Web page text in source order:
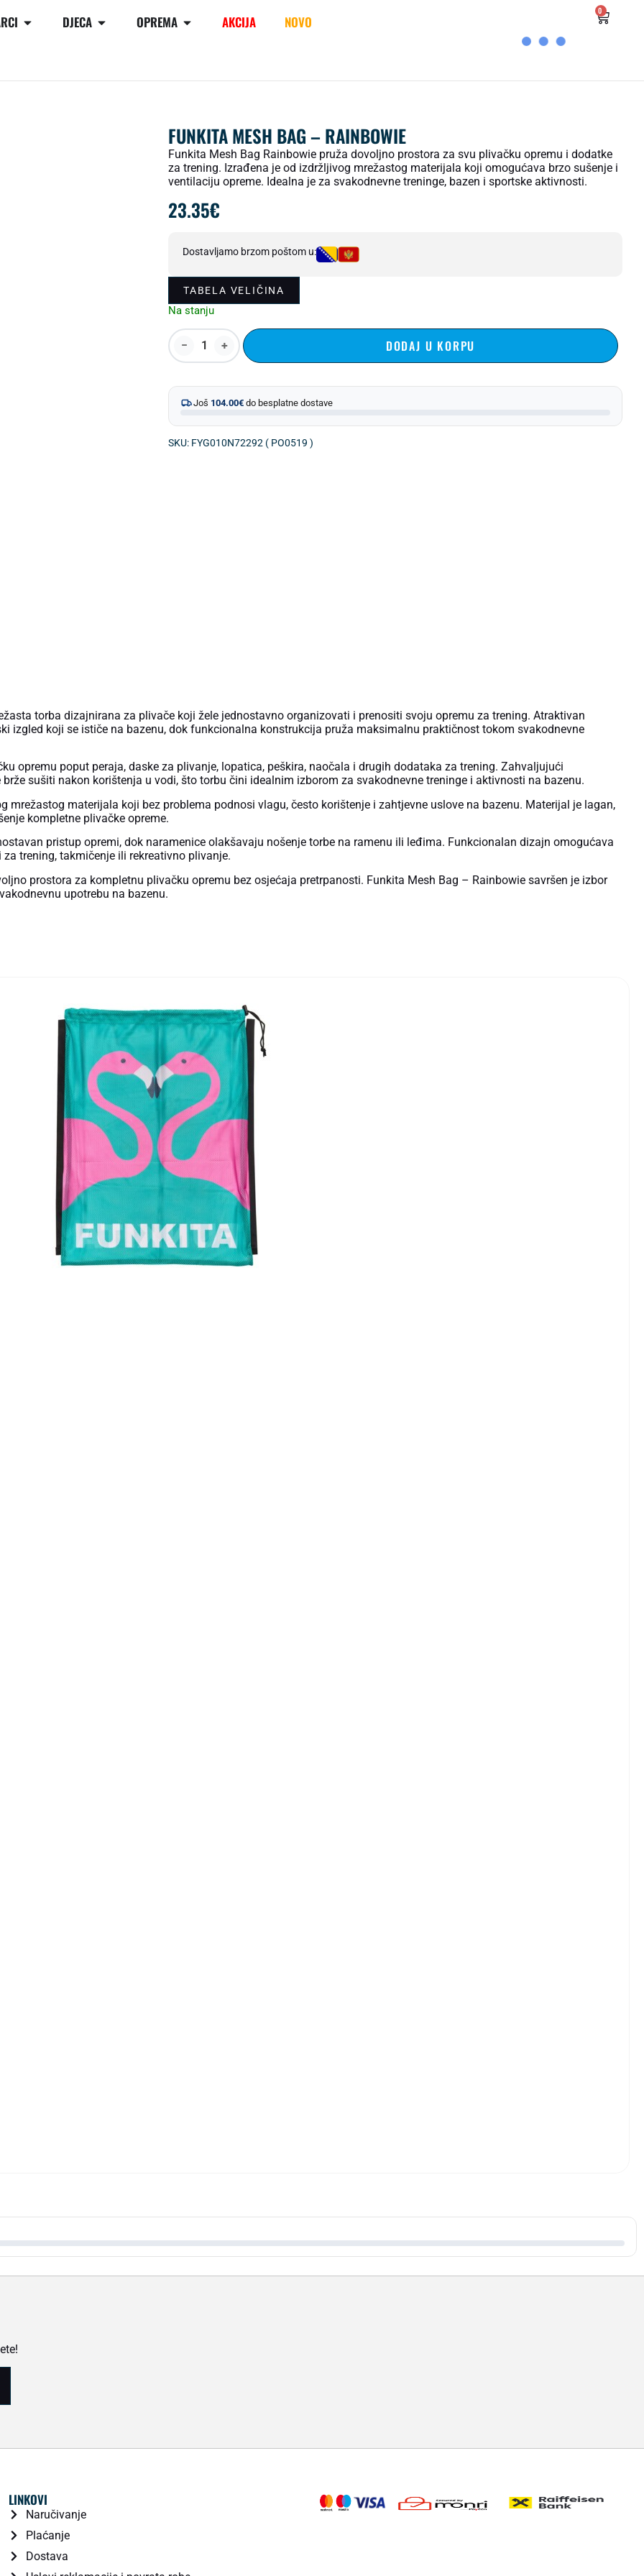
DJECA OPREMA AKCIJA NOVO
0
FUNKITA MESH BAG – RAINBOWIE
Funkita Mesh Bag Rainbowie pruža dovoljno prostora za svu plivačku opremu i dodatke
za trening. Izrađena je od izdržljivog mrežastog materijala koji omogućava brzo sušenje i
ventilaciju opreme. Idealna je za svakodnevne treninge, bazen i sportske aktivnosti.
23.35€
Dostavljamo brzom poštom u:
TABELA VELIČINA
Na stanju
DODAJ U KORPU
Još 104.00€ do besplatne dostave
SKU: FYG010N72292 ( PO0519 )
torba dizajnirana za plivače koji žele jednostavno organizovati i prenositi svoju opremu za trening. Atraktivan
izgled koji se ističe na bazenu, dok funkcionalna konstrukcija pruža maksimalnu praktičnost tokom svakodnevne
opremu poput peraja, daske za plivanje, lopatica, peškira, naočala i drugih dodataka za trening. Zahvaljujući
sušiti nakon korištenja u vodi, što torbu čini idealnim izborom za svakodnevne treninge i aktivnosti na bazenu.
materijala koji bez problema podnosi vlagu, često korištenje i zahtjevne uslove na bazenu. Materijal je lagan,
kompletne plivačke opreme.
pristup opremi, dok naramenice olakšavaju nošenje torbe na ramenu ili leđima. Funkcionalan dizajn omogućava
trening, takmičenje ili rekreativno plivanje.
prostora za kompletnu plivačku opremu bez osjećaja pretrpanosti. Funkita Mesh Bag – Rainbowie savršen je izbor
upotrebu na bazenu.
LINKOVI
Naručivanje
Plaćanje
Dostava